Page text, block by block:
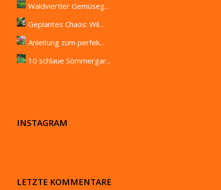
Waldviertler Gemüseg...
Geplantes Chaos: Wil...
Anleitung zum perfek...
10 schlaue Sommergar...
INSTAGRAM
LETZTE KOMMENTARE